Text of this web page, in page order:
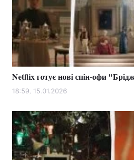
Netflix готує нові спін-офи
18:59, 15.01.2026